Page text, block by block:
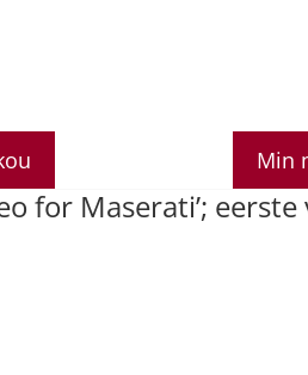
Min
for Maserati’;